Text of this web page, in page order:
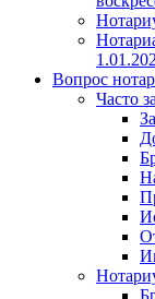
Вопрос
Часто